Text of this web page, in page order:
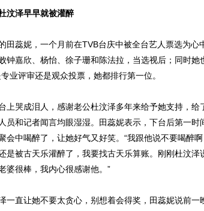
泽早早就被灌醉
蕊妮，一个月前在TVB台庆中被全台艺人票选为心
钟嘉欣、杨怡、徐子珊和陈法拉，当选视后；同时她
业评审还是观众投票，她都排行第一位。
哭成泪人，感谢老公杜汶泽多年来给予她支持，给
员和记者闻言均眼湿湿。田蕊妮表示，下台后第一
会中喝醉了，让她好气又好笑。“我跟他说不要喝醉
是被古天乐灌醉了，我要找古天乐算账。刚刚杜汶
婆很棒，我内心很感谢他。”
直让她不要太贪心，别想着会得奖，田蕊妮说前一